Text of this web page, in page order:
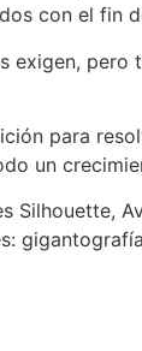
con el fin
exigen,
para
un
Silhouette,